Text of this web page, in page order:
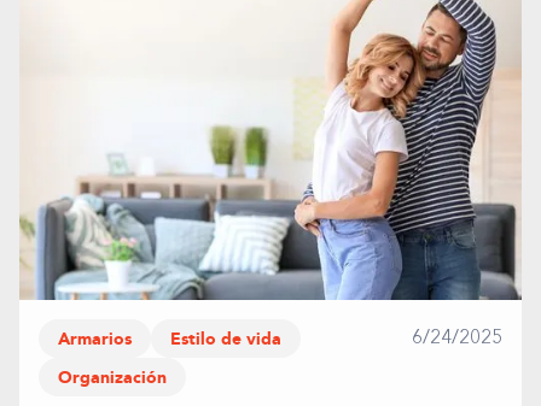
Armarios
Estilo de vida
Organización
6/24/2025